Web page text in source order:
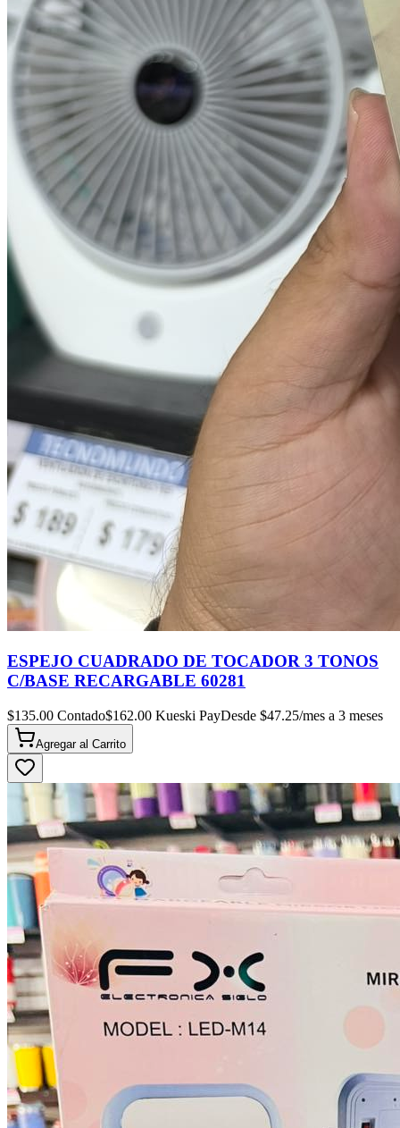
ESPEJO CUADRADO DE TOCADOR 3 TONOS
C/BASE RECARGABLE 60281
$135.00 Contado$162.00 Kueski PayDesde $47.25/mes a 3 meses
Agregar al Carrito